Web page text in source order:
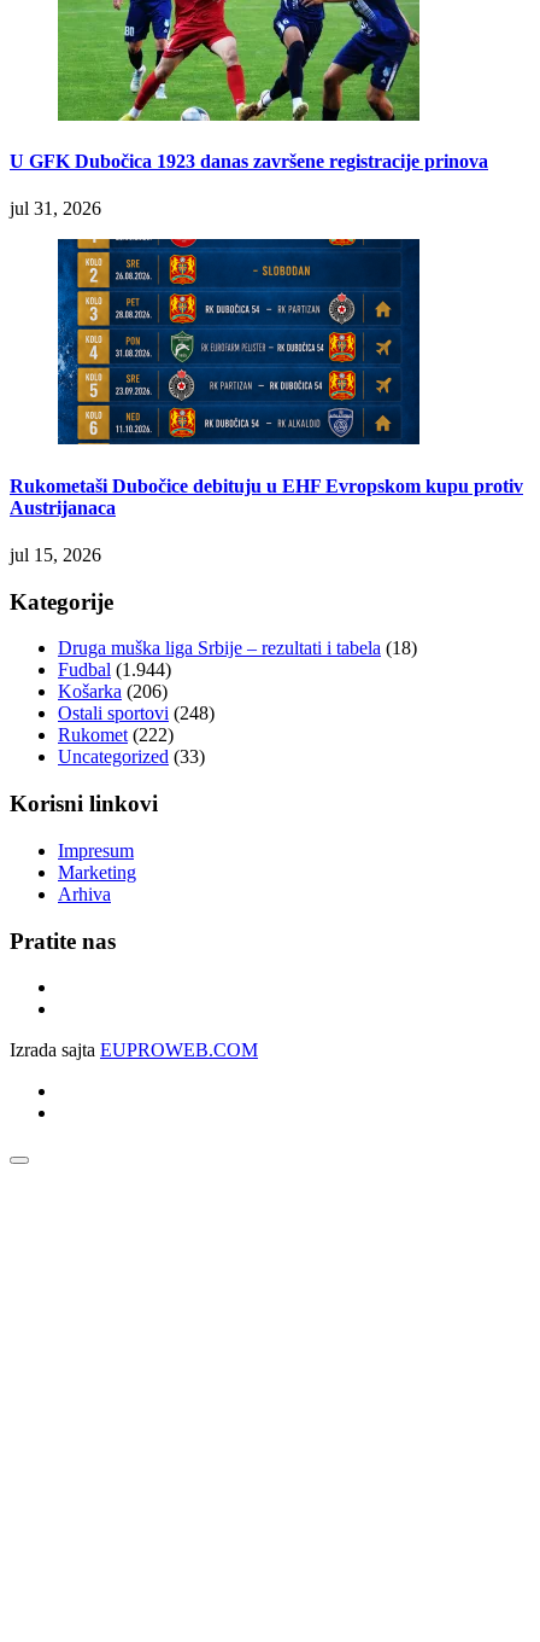
U GFK Dubočica 1923 danas završene registracije prinova
jul 31, 2026
Rukometaši Dubočice debituju u EHF Evropskom kupu protiv
Austrijanaca
jul 15, 2026
Kategorije
Druga muška liga Srbije – rezultati i tabela (18)
Fudbal (1.944)
Košarka (206)
Ostali sportovi (248)
Rukomet(222)
Uncategorized (33)
Korisni linkovi
Impresum
Marketing
Arhiva
Pratite nas
Izrada sajta EUPROWEB.COM